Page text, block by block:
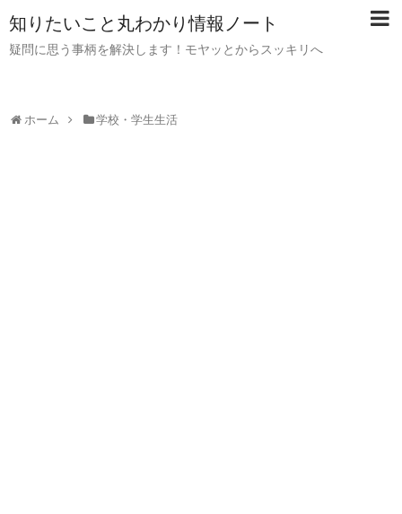
知りたいこと丸わかり情報ノート
疑問に思う事柄を解決します！モヤッとからスッキリへ
ホーム 学校・学生生活